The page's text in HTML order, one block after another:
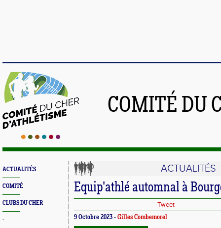
COMITÉ DU
ACTUALITÉS
COMITÉ
CLUBS DU CHER
-
ACTUALITÉS
Equip'athlé automnal à
Tweet
9 Octobre 2023 - Gilles Combemorel